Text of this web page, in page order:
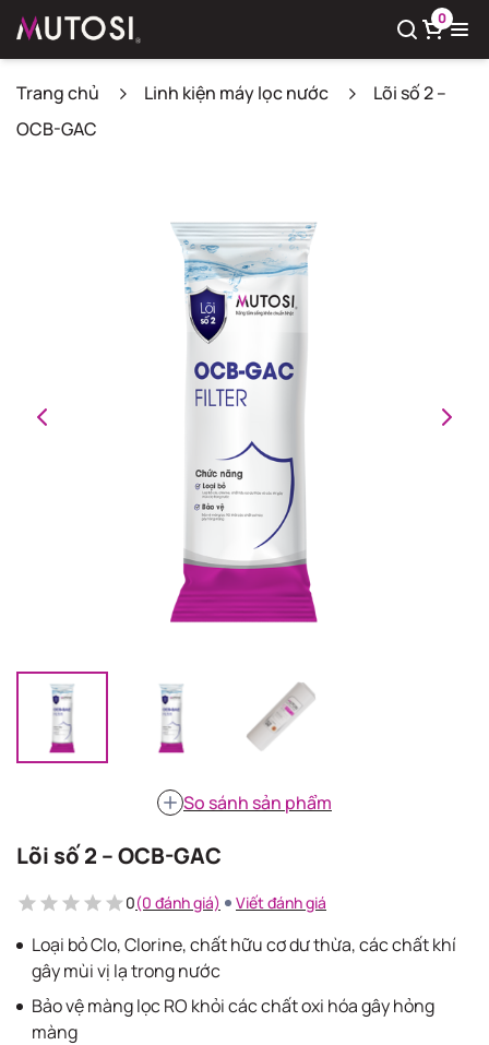
0
Trang chủ Linh kiện máy lọc nước
Lõi số 2 –
OCB-GAC
So sánh sản phẩm
Lõi số 2 – OCB-GAC
0(0 đánh giá) Viết đánh giá
Loại bỏ Clo, Clorine, chất hữu cơ dư thừa, các chất khí
gây mùi vị lạ trong nước
Bảo vệ màng lọc RO khỏi các chất oxi hóa gây hỏng
màng